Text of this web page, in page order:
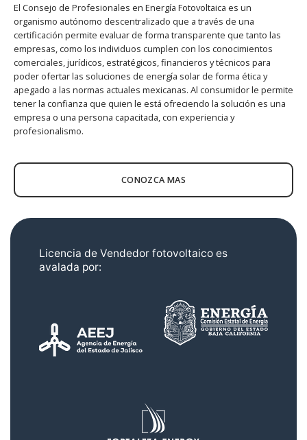
El Consejo de Profesionales en Energía Fotovoltaica es un
organismo autónomo descentralizado que a través de una
certificación permite evaluar de forma transparente que tanto las
empresas, como los individuos cumplen con los conocimientos
comerciales, jurídicos, estratégicos, financieros y técnicos para
poder ofertar las soluciones de energía solar de forma ética y
apegado a las normas actuales mexicanas. Al consumidor le permite
tener la confianza que quien le está ofreciendo la solución es una
empresa o una persona capacitada, con experiencia y
profesionalismo.
CONOZCA MAS
Licencia de Vendedor fotovoltaico es
avalada por: